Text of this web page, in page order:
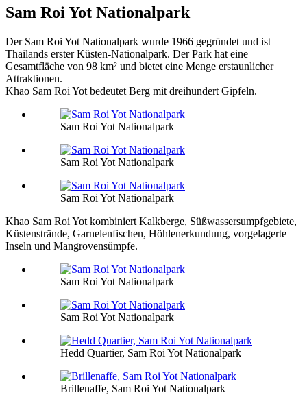
Sam Roi Yot Nationalpark
Der Sam Roi Yot Nationalpark wurde 1966 gegründet und ist
Thailands erster Küsten-Nationalpark. Der Park hat eine
Gesamtfläche von 98 km² und bietet eine Menge erstaunlicher
Attraktionen.
Khao Sam Roi Yot bedeutet Berg mit dreihundert Gipfeln.
Sam Roi Yot Nationalpark
Sam Roi Yot Nationalpark
Sam Roi Yot Nationalpark
Khao Sam Roi Yot kombiniert Kalkberge, Süßwassersumpfgebiete,
Küstenstrände, Garnelenfischen, Höhlenerkundung, vorgelagerte
Inseln und Mangrovensümpfe.
Sam Roi Yot Nationalpark
Sam Roi Yot Nationalpark
Hedd Quartier, Sam Roi Yot Nationalpark
Brillenaffe, Sam Roi Yot Nationalpark